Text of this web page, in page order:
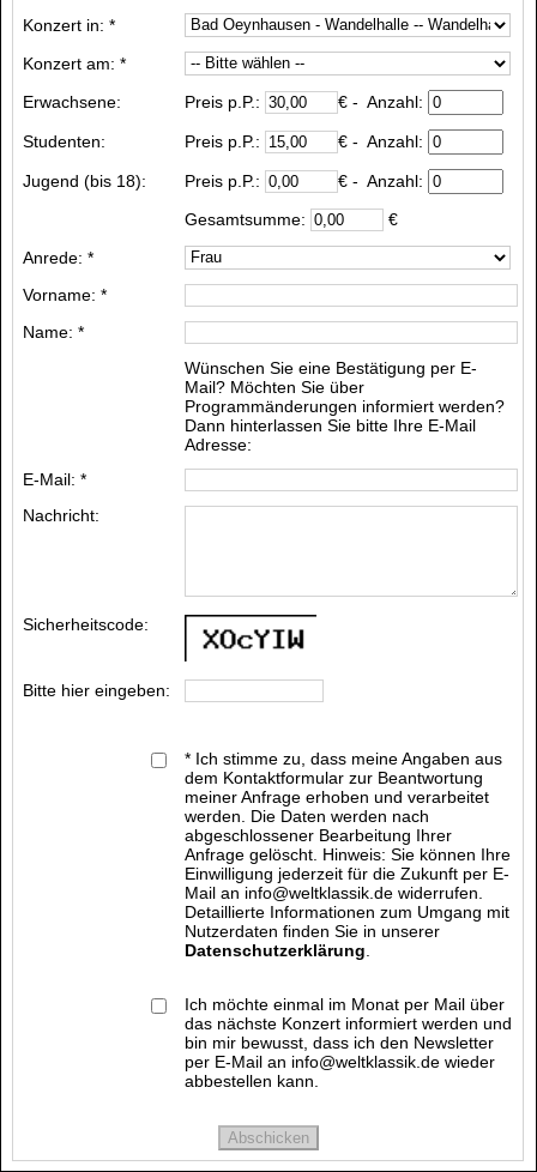
Konzert in: *
Konzert am: *
Erwachsene:
Preis p.P.: € - Anzahl:
Studenten: Preis p.P.: € - Anzahl:
Jugend (bis 18): Preis p.P.: € - Anzahl:
Gesamtsumme:
€
Anrede: *
Vorname: *
Name: *
Wünschen Sie eine Bestätigung per E-
Mail? Möchten Sie über
Programmänderungen informiert werden?
Dann hinterlassen Sie bitte Ihre E-Mail
Adresse:
E-Mail: *
Nachricht:
Sicherheitscode:
Bitte hier eingeben:
* Ich stimme zu, dass meine Angaben aus
dem Kontaktformular zur Beantwortung
meiner Anfrage erhoben und verarbeitet
werden. Die Daten werden nach
abgeschlossener Bearbeitung Ihrer
Anfrage gelöscht. Hinweis: Sie können Ihre
Einwilligung jederzeit für die Zukunft per E-
Mail an info@weltklassik.de widerrufen.
Detaillierte Informationen zum Umgang mit
Nutzerdaten finden Sie in unserer
Datenschutzerklärung
Ich möchte einmal im Monat per Mail über
das nächste Konzert informiert werden und
bin mir bewusst, dass ich den Newsletter
per E-Mail an info@weltklassik.de wieder
abbestellen kann.